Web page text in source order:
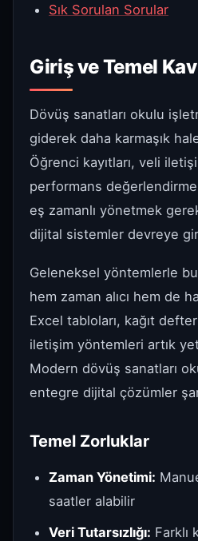
Sık Sorulan Sorular
Giriş ve Temel
Dövüş sanatları okulu
giderek daha karmaşık
Öğrenci kayıtları, veli
performans
eş zamanlı yönetmek
dijital sistemler devreye
Geleneksel yöntemlerle
hem zaman alıcı hem de
Excel tabloları, kağıt
iletişim yöntemleri artık
Modern dövüş sanatları
entegre dijital çözümler
Temel Zorluklar
Zaman Yönetimi:
saatler alabilir
Veri Tutarsızlığı: Farklı